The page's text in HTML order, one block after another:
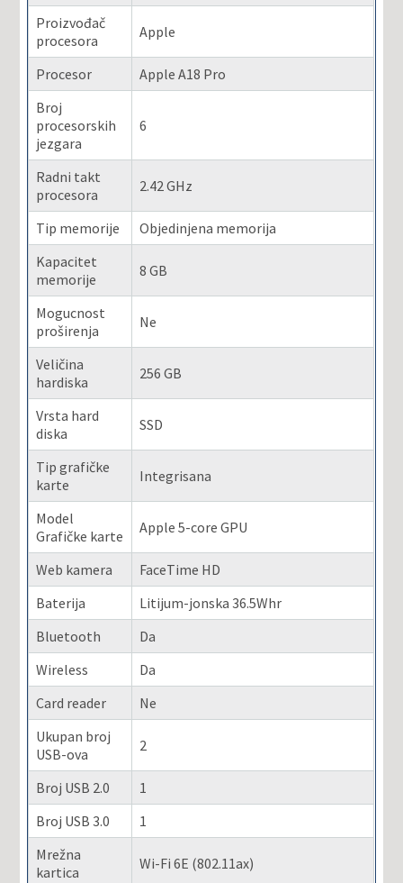
Proizvođač
procesora
Apple
Procesor
Apple A18 Pro
Broj
procesorskih
jezgara
6
Radni takt
procesora
2.42 GHz
Tip memorije
Objedinjena memorija
Kapacitet
memorije
8 GB
Mogucnost
proširenja
Ne
Veličina
hardiska
256 GB
Vrsta hard
diska
SSD
Tip grafičke
karte
Integrisana
Model
Grafičke karte
Apple 5-core GPU
Web kamera
FaceTime HD
Baterija
Litijum-jonska 36.5Whr
Bluetooth
Da
Wireless
Da
Card reader
Ne
Ukupan broj
USB-ova
2
Broj USB 2.0
1
Broj USB 3.0
1
Mrežna
kartica
Wi-Fi 6E (802.11ax)